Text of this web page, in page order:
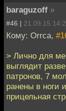
baraguzoff »
#46 | 21.09.15
Кому: Orrca,
> Лично для
выглядит
патронов, 7
ранены в ноги
прицельная